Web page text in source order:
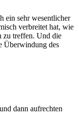
ein sehr wesentlicher
verbreitet hat, wie
zu treffen. Und die
Überwindung des
dann aufrechten